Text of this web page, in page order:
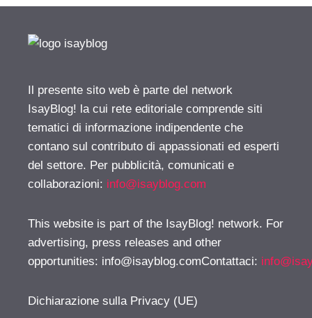
Il presente sito web è parte del network
IsayBlog! la cui rete editoriale comprende siti
tematici di informazione indipendente che
contano sul contributo di appassionati ed esperti
del settore. Per pubblicità, comunicati e
collaborazioni: info@isayblog.com
This website is part of the IsayBlog! network. For
advertising, press releases and other
opportunities: info@isayblog.comContattaci:
Dichiarazione sulla Privacy (UE)